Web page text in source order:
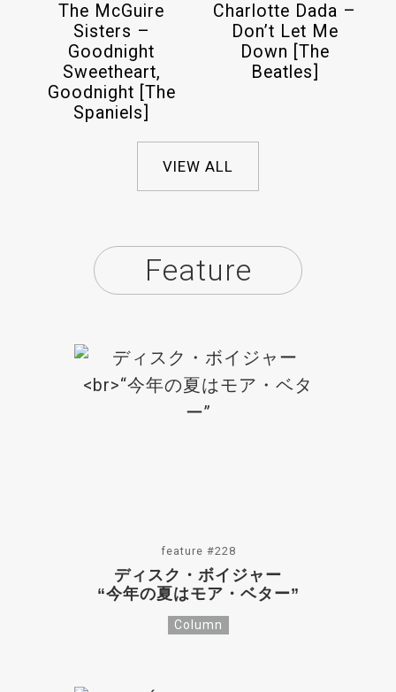
The McGuire
Sisters –
Goodnight
Sweetheart,
Goodnight [The
Spaniels]
Charlotte Dada –
Don’t Let Me
Down [The
Beatles]
VIEW ALL
Feature
feature #228
ディスク・ボイジャー
“今年の夏はモア・ベター”
Column